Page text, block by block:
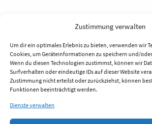
Zustimmung verwalten
Um dir ein optimales Erlebnis zu bieten, verwenden wir
Cookies, um Geräteinformationen zu speichern und/
Wenn du diesen Technologien zustimmst, können wir
Surfverhalten oder eindeutige IDs auf dieser Website
Zustimmung nicht erteilst oder zurückziehst, können
Funktionen beeinträchtigt werden.
Dienste verwalten